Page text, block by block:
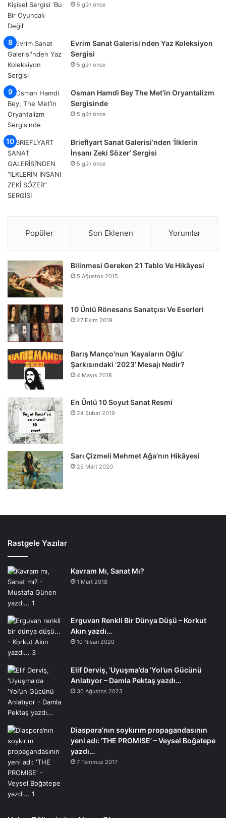
5 gün önce
Evrim Sanat Galerisi’nden Yaz Koleksiyon
Sergisi
5 gün önce
Osman Hamdi Bey The Met’in Oryantalizm
Sergisinde
5 gün önce
Brieflyart Sanat Galerisi’nden ‘İlklerin
İnsanı Zeki Sözer’ Sergisi
5 gün önce
Popüler Son Eklenen Yorumlar
Bilinmesi Gereken 21 Tablo Ve Hikâyesi
5 Ağustos 2015
10 Ünlü Rönesans Sanatçısı Ve Eserleri
27 Ekim 2019
Barış Manço’nun ‘Kayaların Oğlu’
Şarkısındaki ‘2023’ Mesajı Nedir?
4 Mayıs 2018
En Ünlü 10 Soyut Sanat Resmi
24 Şubat 2019
Sarı Çizmeli Mehmet Ağa’nın Hikâyesi
25 Mart 2020
Rastgele Yazılar
Kavram Mı, Sanat Mı?
1 Mart 2018
Erguvan Renkli Bir Dünya Düşü – Korkut
Akın yazdı…
10 Nisan 2020
Elif Derviş, ‘Uyuşma’da ‘Yol’un Gücünü
Anlatıyor – Damla Pektaş yazdı…
30 Ağustos 2023
Diaspora’nın soykırım propagandasının
yeni adı: ‘THE PROMISE’ – Veysel Boğatepe
yazdı…
7 Temmuz 2017